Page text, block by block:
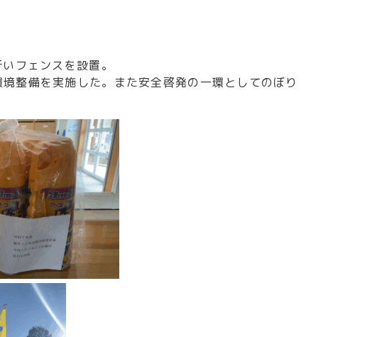
フェンスを設置。
整備を実施した。また安全啓発の一環としてのぼり